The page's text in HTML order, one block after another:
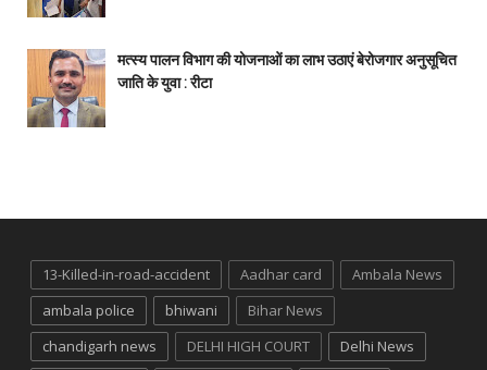
मत्स्य पालन विभाग की योजनाओं का लाभ उठाएं बेरोजगार अनुसूचित
जाति के युवा : रीटा
13-Killed-in-road-accident Aadhar card
Ambala News
ambala police
bhiwani
Bihar News
chandigarh news
DELHI HIGH COURT
Delhi News